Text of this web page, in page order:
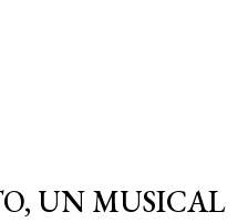
UN MUSICAL